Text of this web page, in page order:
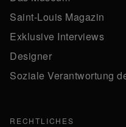
Saint-Louis Magazin
Exklusive Interviews
Designer
Soziale Verantwortung
RECHTLICHES